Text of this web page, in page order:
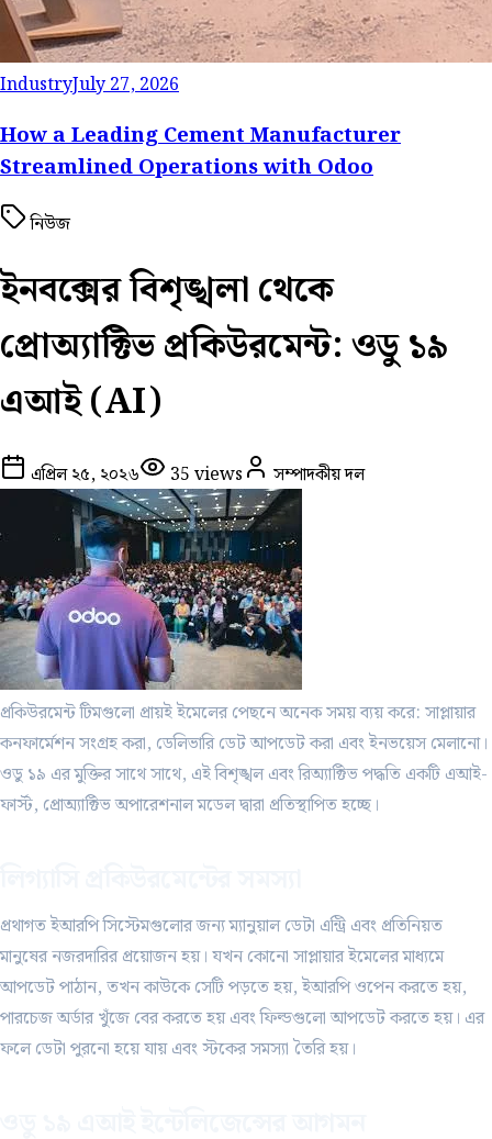
IndustryJuly 27, 2026
How a Leading Cement Manufacturer
Streamlined Operations with Odoo
নিউজ
ইনবক্সের বিশৃঙ্খলা থেকে
প্রোঅ্যাক্টিভ প্রকিউরমেন্ট: ওডু ১৯
এআই (AI)
এপ্রিল ২৫, ২০২৬ 35 views সম্পাদকীয় দল
প্রকিউরমেন্ট টিমগুলো প্রায়ই ইমেলের পেছনে অনেক সময় ব্যয় করে: সাপ্লায়ার
কনফার্মেশন সংগ্রহ করা, ডেলিভারি ডেট আপডেট করা এবং ইনভয়েস মেলানো।
ওডু ১৯ এর মুক্তির সাথে সাথে, এই বিশৃঙ্খল এবং রিঅ্যাক্টিভ পদ্ধতি একটি এআই-
ফার্স্ট, প্রোঅ্যাক্টিভ অপারেশনাল মডেল দ্বারা প্রতিস্থাপিত হচ্ছে।
প্রথাগত ইআরপি সিস্টেমগুলোর জন্য ম্যানুয়াল ডেটা এন্ট্রি এবং প্রতিনিয়ত
মানুষের নজরদারির প্রয়োজন হয়। যখন কোনো সাপ্লায়ার ইমেলের মাধ্যমে
আপডেট পাঠান, তখন কাউকে সেটি পড়তে হয়, ইআরপি ওপেন করতে হয়,
পারচেজ অর্ডার খুঁজে বের করতে হয় এবং ফিল্ডগুলো আপডেট করতে হয়। এর
ফলে ডেটা পুরনো হয়ে যায় এবং স্টকের সমস্যা তৈরি হয়।